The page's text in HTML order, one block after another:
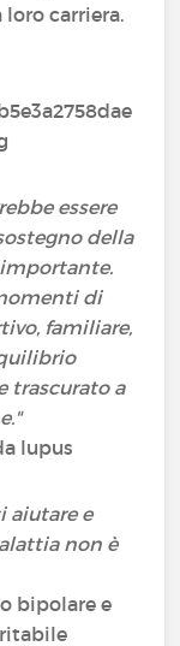
carriera.
essere
della
di
familiare,
trascurato a
lupus
aiutare e
non è
bipolare e